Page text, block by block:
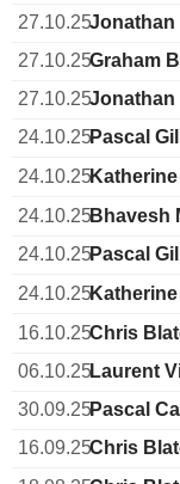
27.10.25Jonathan
27.10.25Graham
27.10.25Jonathan
24.10.25Pascal Gil
24.10.25
24.10.25Bhavesh
24.10.25Pascal Gil
24.10.25
16.10.25Chris
06.10.25Laurent
30.09.25Pascal
16.09.25Chris